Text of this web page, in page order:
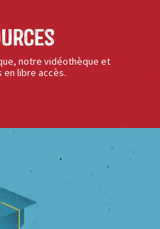
notre vidéothèque et
libre accès.